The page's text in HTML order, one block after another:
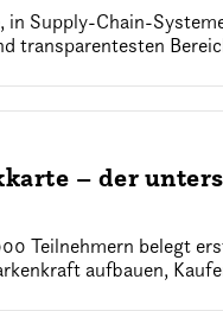
Supply-Chain-
transparentesten
– der
Teilnehmern belegt
aufbauen,